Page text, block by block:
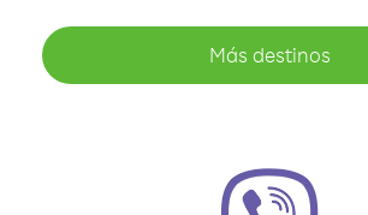
Más destinos